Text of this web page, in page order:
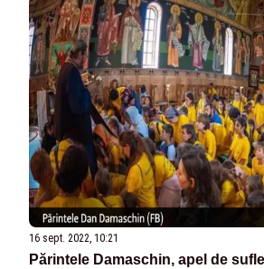
16 sept. 2022, 10:21
Părintele Damaschin, apel de